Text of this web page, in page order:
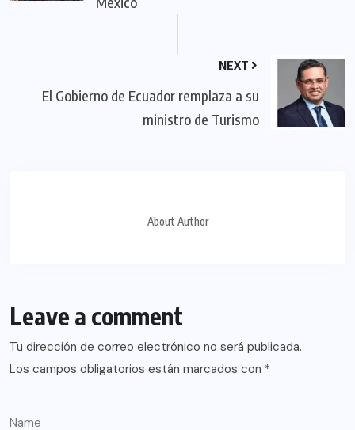
NEXT
El Gobierno de Ecuador remplaza a su
ministro de Turismo
About Author
Leave a comment
Tu dirección de correo electrónico no será publicada.
Los campos obligatorios están marcados con *